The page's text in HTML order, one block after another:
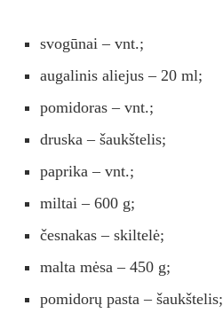
svogūnai – vnt.;
augalinis aliejus – 20 ml;
pomidoras – vnt.;
druska – šaukštelis;
paprika – vnt.;
miltai – 600 g;
česnakas – skiltelė;
malta mėsa – 450 g;
pomidorų pasta – šaukštelis;